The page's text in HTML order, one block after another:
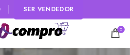
SER VENDEDOR
0